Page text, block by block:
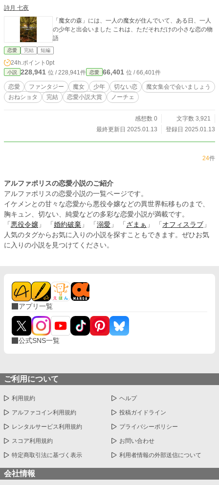
詩月 七夜
「魔女の森」には、一人の魔女が住んでいて、ある日、一人
の少年と出会いました これは、ただそれだけの小さな恋の物
語
恋愛 完結 短編
24h.ポイント 0pt
小説 228,941 位 / 228,941件 恋愛 66,401 位 / 66,401件
恋愛 ファンタジー 魔女 少年 切ない恋
魔女集会で会いましょう
おねショタ
完結 恋愛小説大賞 ノーチェ
感想数 0
文字数 3,921
最終更新日 2025.01.13
登録日 2025.01.13
24件
アルファポリスの恋愛小説のご紹介
アルファポリスの恋愛小説の一覧ページです。
イケメンとの甘々な恋愛から悪役令嬢などの異世界転移ものまで、
胸キュン、切ない、純愛などの多彩な恋愛小説が満載です。
「 悪役令嬢 」 「 婚約破棄 」 「 溺愛 」 「 ざまぁ 」 「 オフィスラブ 」
人気のタグからお気に入りの小説を探すこともできます。ぜひお気
に入りの小説を見つけてください。
アプリ一覧
公式SNS一覧
ご利用について
利用規約 ヘルプ
アルファコイン利用規約 投稿ガイドライン
レンタルサービス利用規約 プライバシーポリシー
スコア利用規約 お問い合わせ
特定商取引法に基づく表示 利用者情報の外部送信について
会社情報